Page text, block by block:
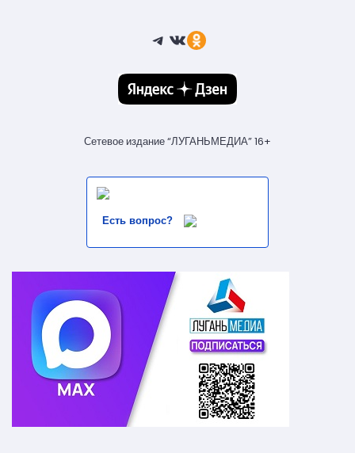
Telegram
ВКонтакте
Ссылка
Сетевое издание “ЛУГАНЬМЕДИА” 16+
Есть вопрос?